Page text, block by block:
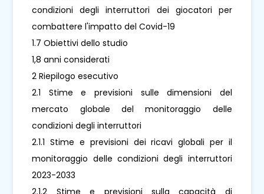
condizioni degli interruttori dei giocatori per
combattere l'impatto del Covid-19
1.7 Obiettivi dello studio
1,8 anni considerati
2 Riepilogo esecutivo
2.1 Stime e previsioni sulle dimensioni del
mercato globale del monitoraggio delle
condizioni degli interruttori
2.1.1 Stime e previsioni dei ricavi globali per il
monitoraggio delle condizioni degli interruttori
2023-2033
2.1.2 Stime e previsioni sulla capacità di